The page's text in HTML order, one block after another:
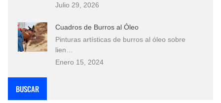
Julio 29, 2026
Cuadros de Burros al Óleo
Pinturas artísticas de burros al óleo sobre
lien…
Enero 15, 2024
BUSCAR